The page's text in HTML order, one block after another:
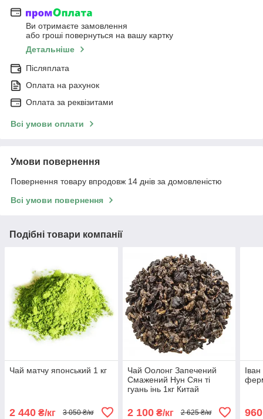
Ви отримаєте замовлення
або гроші повернуться на вашу картку
Детальніше
Післяплата
Оплата на рахунок
Оплата за реквізитами
Всі умови оплати
Умови повернення
Повернення товару впродовж 14 днів за домовленістю
Всі умови повернення
Подібні товари компанії
Чай матчу японський 1 кг
2 440 ₴/кг 3 050 ₴/кг
Чай Оолонг Запечений
Смажений Нун Сян ті
гуань інь 1кг Китай
2 100₴/кг 2 625 ₴/кг 960